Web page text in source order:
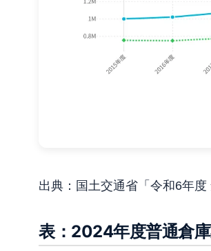
出典：国土交通省「令和6年度
表：2024年度普通倉